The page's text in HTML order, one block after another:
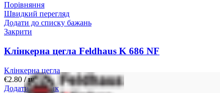
Порівняння
Швидкий перегляд
Додати до списку бажань
Закрити
Клінкерна цегла Feldhaus K 686 NF
Клінкерна цегла
€2.80 / шт.
Додати у кошик